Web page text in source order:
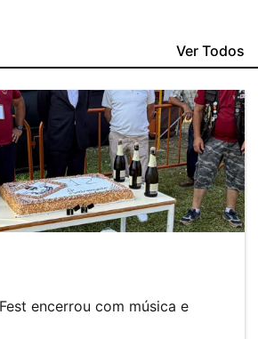
Ver Todos
encerrou com música e